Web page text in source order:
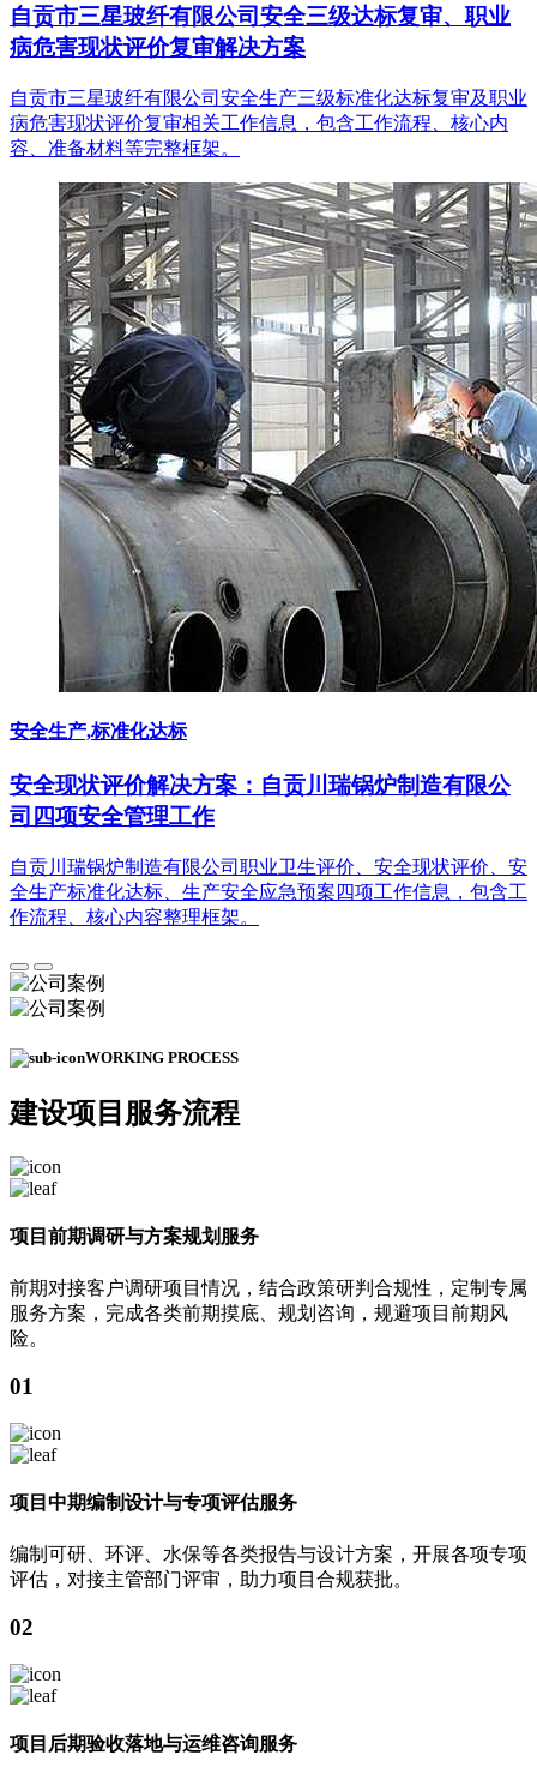
自贡市三星玻纤有限公司安全三级达标复审、职业
病危害现状评价复审解决方案
自贡市三星玻纤有限公司安全生产三级标准化达标复审及职业
病危害现状评价复审相关工作信息，包含工作流程、核心内
容、准备材料等完整框架。
安全生产,标准化达标
安全现状评价解决方案：自贡川瑞锅炉制造有限公
司四项安全管理工作
自贡川瑞锅炉制造有限公司职业卫生评价、安全现状评价、安
全生产标准化达标、生产安全应急预案四项工作信息，包含工
作流程、核心内容整理框架。
WORKING PROCESS
建设项目 服务流程
项目前期调研与方案规划服务
前期对接客户调研项目情况，结合政策研判合规性，定制专属
服务方案，完成各类前期摸底、规划咨询，规避项目前期风
险。
01
项目中期编制设计与专项评估服务
编制可研、环评、水保等各类报告与设计方案，开展各项专项
评估，对接主管部门评审，助力项目合规获批。
02
项目后期验收落地与运维咨询服务